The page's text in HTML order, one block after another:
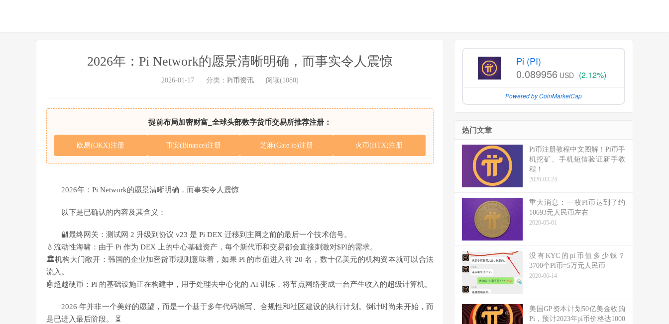
2026年：Pi Network的愿景清晰明确，而事实令人震惊
2026-01-17 分类： Pi币资讯 阅读(1080)
提前布局加密财富_全球头部数字货币交易所推荐注册：
欧易(OKX)注册 币安(Binance)注册 芝麻(Gate.io)注册 火币(HTX)注册
2026年：Pi Network的愿景清晰明确，而事实令人震惊
以下是已确认的内容及其含义：
🔐最终网关：测试网 2 升级到协议 v23 是 Pi DEX 迁移到主网之前的最后一个技术信号。
💧流动性海啸：由于 Pi 作为 DEX 上的中心基础资产，每个新代币和交易都会直接刺激对$PI的需求。
🏛️机构大门敞开：韩国的企业加密货币规则意味着，如果 Pi 的市值进入前 20 名，数十亿美元的机构资本就可以合法
流入。
🤖超越硬币：Pi 的基础设施正在构建中，用于处理去中心化的 AI 训练，将节点网络变成一台产生收入的超级计算机。
2026 年并非一个美好的愿望，而是一个基于多年代码编写、合规性和社区建设的执行计划。倒计时尚未开始，而
是已进入最后阶段。 ⏳
Pi (PI)
0.089956 USD (2.12%)
Powered by CoinMarketCap
热门文章
Pi币注册教程中文图解！Pi币手
机挖矿、手机短信验证新手教
程！
2020-03-24
重大消息：一枚Pi币达到了约
10693元人民币左右
2020-05-01
没有KYC的pi币值多少钱？
3700个Pi币=5万元人民币
2020-06-14
美国GP资本计划50亿美金收购
Pi，预计2023年pi币价格达1000